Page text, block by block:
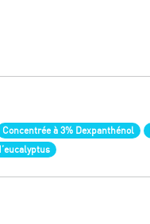
Concentrée à 3% Dexpanthénol